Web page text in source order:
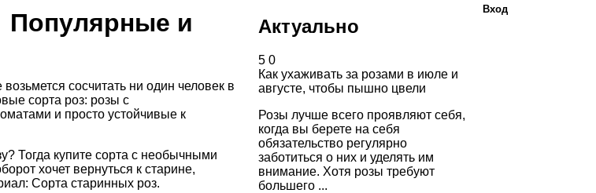
Популярные и
сосчитать ни один человек в
сорта роз: розы с
и просто устойчивые к
Тогда купите сорта с необычными
хочет вернуться к старине,
Сорта старинных роз.
Актуально
5 0
Как ухаживать за розами в июле и
августе, чтобы пышно цвели
Розы лучше всего проявляют себя,
когда вы берете на себя
обязательство регулярно
заботиться о них и уделять им
внимание. Хотя розы требуют
большего ...
Вход